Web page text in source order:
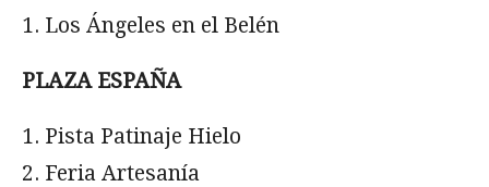
Los Ángeles en el Belén
PLAZA ESPAÑA
Pista Patinaje Hielo
Feria Artesanía